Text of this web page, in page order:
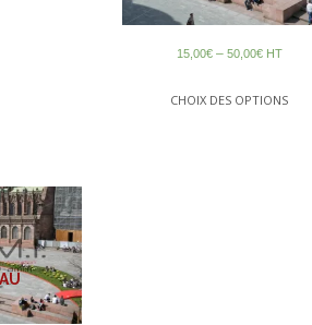
15,00€– 50,00€ HT
CHOIX DES OPTIONS